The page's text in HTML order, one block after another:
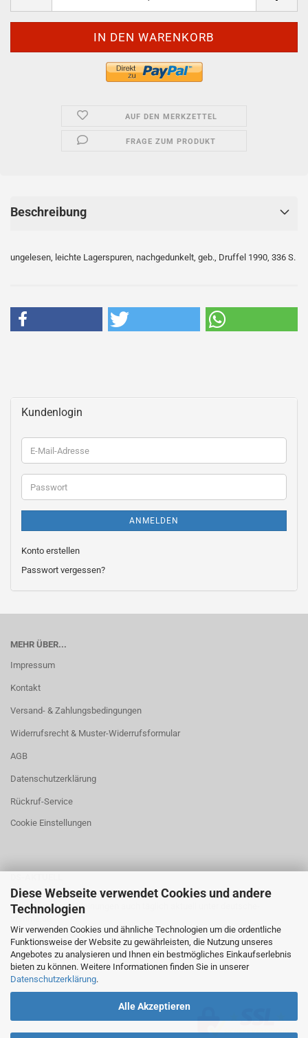
Diese Webseite verwendet Cookies und andere
Technologien
Wir verwenden Cookies und ähnliche Technologien um die ordentliche
Funktionsweise der Website zu gewährleisten, die Nutzung unseres
Angebotes zu analysieren und Ihnen ein bestmögliches Einkaufserlebnis
bieten zu können. Weitere Informationen finden Sie in unserer
Datenschutzerklärung.
Alle Akzeptieren
AUF DEN MERKZETTEL
FRAGE ZUM PRODUKT
Beschreibung
ungelesen, leichte Lagerspuren, nachgedunkelt, geb., Druffel 1990, 336 S.
Kundenlogin
E-
Mail-
Adresse
Passwort
ANMELDEN
Konto erstellen
Passwort vergessen?
MEHR ÜBER...
Impressum
Kontakt
Versand- & Zahlungsbedingungen
Widerrufsrecht & Muster-Widerrufsformular
AGB
Datenschutzerklärung
Rückruf-Service
Cookie Einstellungen
Neuigkeiten und Meinungen auch täglich aktuell unter